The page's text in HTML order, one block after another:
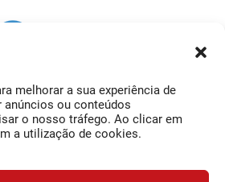
melhorar a sua experiência de
anúncios ou conteúdos
o nosso tráfego. Ao clicar em
a utilização de cookies.
O Jornal da Bairrada
Contactos